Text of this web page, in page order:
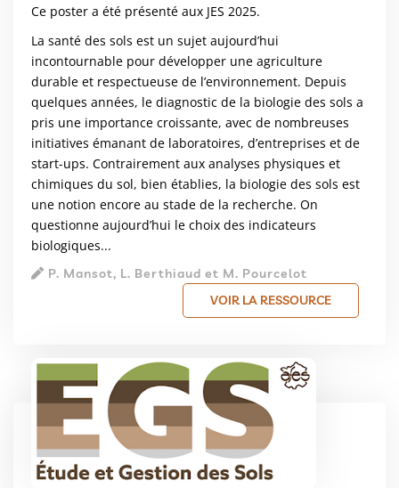
Ce poster a été présenté aux JES 2025.
La santé des sols est un sujet aujourd’hui
incontournable pour développer une agriculture
durable et respectueuse de l’environnement. Depuis
quelques années, le diagnostic de la biologie des sols a
pris une importance croissante, avec de nombreuses
initiatives émanant de laboratoires, d’entreprises et de
start-ups. Contrairement aux analyses physiques et
chimiques du sol, bien établies, la biologie des sols est
une notion encore au stade de la recherche. On
questionne aujourd’hui le choix des indicateurs
biologiques...
P. Mansot, L. Berthiaud et M. Pourcelot
VOIR LA RESSOURCE